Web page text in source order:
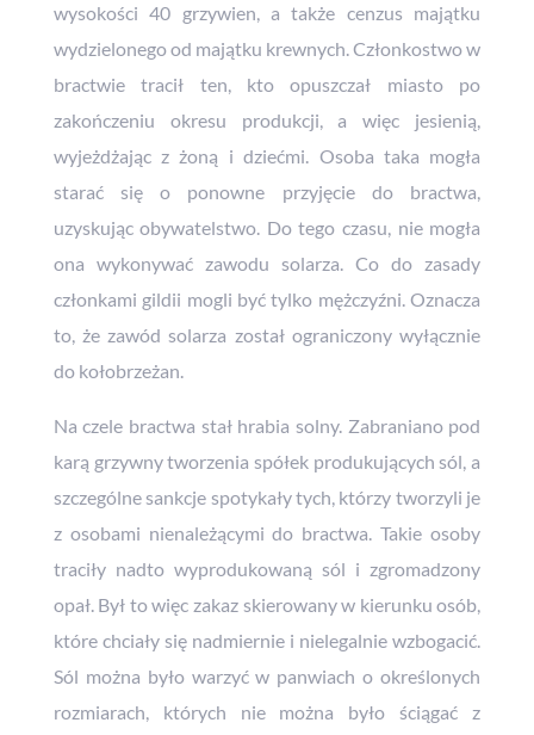
wysokości 40 grzywien, a także cenzus majątku
wydzielonego od majątku krewnych. Członkostwo w
bractwie tracił ten, kto opuszczał miasto po
zakończeniu okresu produkcji, a więc jesienią,
wyjeżdżając z żoną i dziećmi. Osoba taka mogła
starać się o ponowne przyjęcie do bractwa,
uzyskując obywatelstwo. Do tego czasu, nie mogła
ona wykonywać zawodu solarza. Co do zasady
członkami gildii mogli być tylko mężczyźni. Oznacza
to, że zawód solarza został ograniczony wyłącznie
do kołobrzeżan.
Na czele bractwa stał hrabia solny. Zabraniano pod
karą grzywny tworzenia spółek produkujących sól, a
szczególne sankcje spotykały tych, którzy tworzyli je
z osobami nienależącymi do bractwa. Takie osoby
traciły nadto wyprodukowaną sól i zgromadzony
opał. Był to więc zakaz skierowany w kierunku osób,
które chciały się nadmiernie i nielegalnie wzbogacić.
Sól można było warzyć w panwiach o określonych
rozmiarach, których nie można było ściągać z